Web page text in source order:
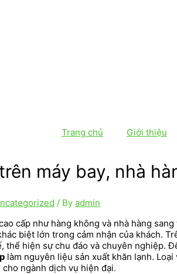
Trang chủ Giới thiệu
máy bay, nhà
/ By admin
cấp như hàng không và nhà hàng
biệt lớn trong cảm nhận của khách.
thể hiện sự chu đáo và chuyên nghiệp.
làm nguyên liệu sản xuất khăn lạnh.
ngành dịch vụ hiện đại.